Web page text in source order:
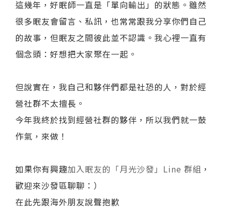
這幾年，好眠師一直是「單向輸出」的狀態。雖然
很多眠友會留言、私訊，也常常跟我分享你們自己
的故事，但眠友之間彼此並不認識。我心裡一直有
個念頭：好想把大家聚在一起。
但說實在，我自己和夥伴們都是社恐的人，對於經
營社群不太擅長。
今年我終於找到經營社群的夥伴，所以我們就一鼓
作氣，來做！
如果你有興趣加入眠友的「月光沙發」Line 群組 ，
歡迎來沙發區聊聊：）
在此先跟海外朋友說聲抱歉